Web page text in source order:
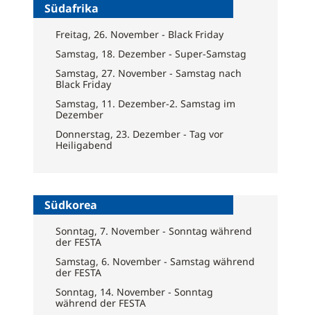
Südafrika
Freitag, 26. November - Black Friday
Samstag, 18. Dezember - Super-Samstag
Samstag, 27. November - Samstag nach
Black Friday
Samstag, 11. Dezember-2. Samstag im
Dezember
Donnerstag, 23. Dezember - Tag vor
Heiligabend
Südkorea
Sonntag, 7. November - Sonntag während
der FESTA
Samstag, 6. November - Samstag während
der FESTA
Sonntag, 14. November - Sonntag
während der FESTA